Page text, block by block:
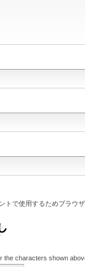
トで使用するためブラウ
the characters shown